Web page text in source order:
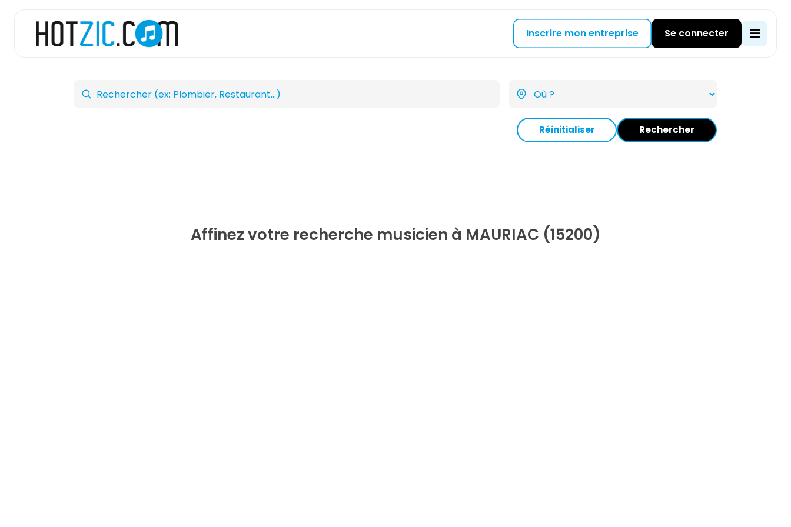
Inscrire mon entreprise Se connecter
Réinitialiser Rechercher
Affinez votre recherche musicien à MAURIAC (15200)